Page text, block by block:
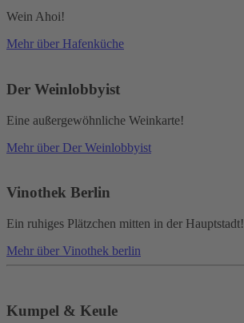
Wein Ahoi!
Mehr über Hafenküche
Der Weinlobbyist
Eine außergewöhnliche Weinkarte!
Mehr über Der Weinlobbyist
Vinothek Berlin
Ein ruhiges Plätzchen mitten in der Hauptstadt!
Mehr über Vinothek berlin
Kumpel & Keule